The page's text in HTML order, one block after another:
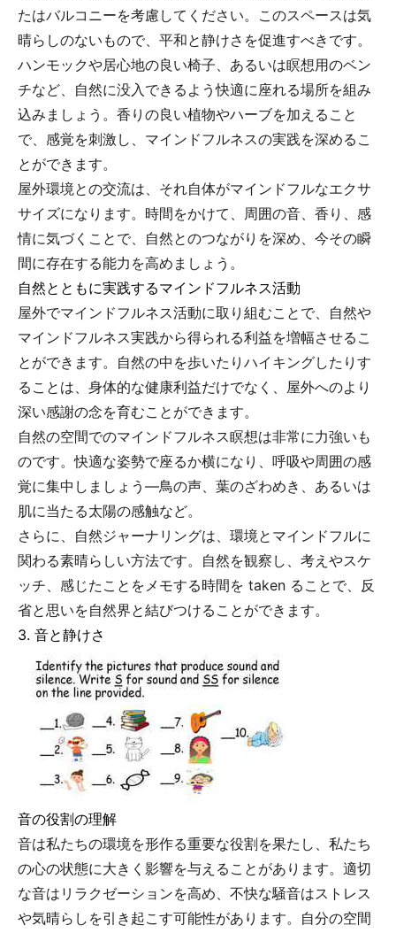
たはバルコニーを考慮してください。このスペースは気
晴らしのないもので、平和と静けさを促進すべきです。
ハンモックや居心地の良い椅子、あるいは瞑想用のベン
チなど、自然に没入できるよう快適に座れる場所を組み
込みましょう。香りの良い植物やハーブを加えること
で、感覚を刺激し、マインドフルネスの実践を深めるこ
とができます。
屋外環境との交流は、それ自体がマインドフルなエクサ
サイズになります。時間をかけて、周囲の音、香り、感
情に気づくことで、自然とのつながりを深め、今その瞬
間に存在する能力を高めましょう。
自然とともに実践するマインドフルネス活動
屋外でマインドフルネス活動に取り組むことで、自然や
マインドフルネス実践から得られる利益を増幅させるこ
とができます。自然の中を歩いたりハイキングしたりす
ることは、身体的な健康利益だけでなく、屋外へのより
深い感謝の念を育むことができます。
自然の空間でのマインドフルネス瞑想は非常に力強いも
のです。快適な姿勢で座るか横になり、呼吸や周囲の感
覚に集中しましょう—鳥の声、葉のざわめき、あるいは
肌に当たる太陽の感触など。
さらに、自然ジャーナリングは、環境とマインドフルに
関わる素晴らしい方法です。自然を観察し、考えやスケ
ッチ、感じたことをメモする時間を taken ることで、反
省と思いを自然界と結びつけることができます。
3. 音と静けさ
音の役割の理解
音は私たちの環境を形作る重要な役割を果たし、私たち
の心の状態に大きく影響を与えることがあります。適切
な音はリラクゼーションを高め、不快な騒音はストレス
や気晴らしを引き起こす可能性があります。自分の空間